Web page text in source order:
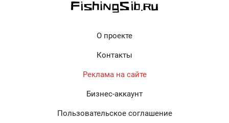
О проекте
Контакты
Реклама на сайте
Бизнес-аккаунт
Пользовательское соглашение